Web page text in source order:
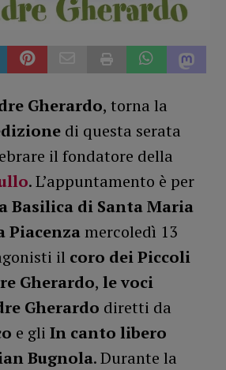
Gherardo, torna la
di questa serata
il fondatore della
. L’appuntamento è per
Basilica di Santa Maria
Piacenza mercoledì 13
il coro dei Piccoli
Gherardo, le voci
Gherardo diretti da
e gli In canto libero
Bugnola. Durante la